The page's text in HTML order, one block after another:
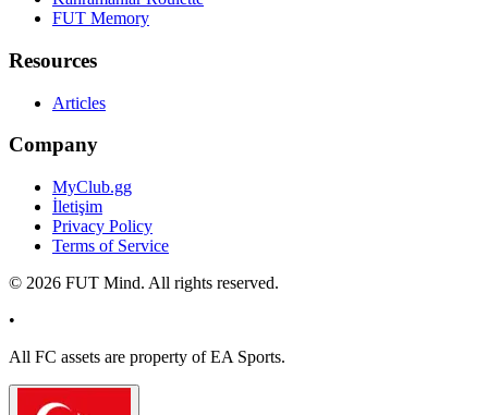
FUT Memory
Resources
Articles
Company
MyClub.gg
İletişim
Privacy Policy
Terms of Service
© 2026 FUT Mind. All rights reserved.
•
All FC assets are property of EA Sports.